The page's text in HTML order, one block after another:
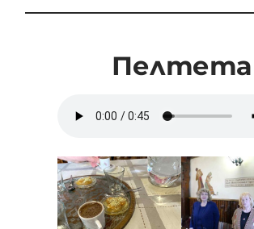
Пелтета